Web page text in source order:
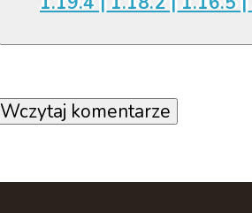
Wczytaj komentarze